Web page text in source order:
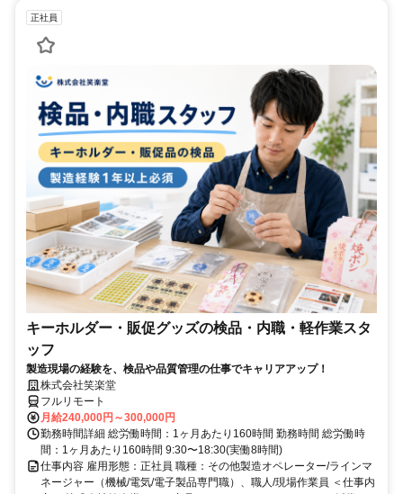
正社員
キーホルダー・販促グッズの検品・内職・軽作業スタ
ッフ
製造現場の経験を、検品や品質管理の仕事でキャリアアップ！
株式会社笑楽堂
フルリモート
月給240,000円～300,000円
勤務時間詳細 総労働時間：1ヶ月あたり160時間 勤務時間 総労働時
間：1ヶ月あたり160時間 9:30〜18:30(実働8時間)
仕事内容 雇用形態：正社員 職種：その他製造オペレーター/ラインマ
ネージャー（機械/電気/電子製品専門職）、職人/現場作業員 ＜仕事内